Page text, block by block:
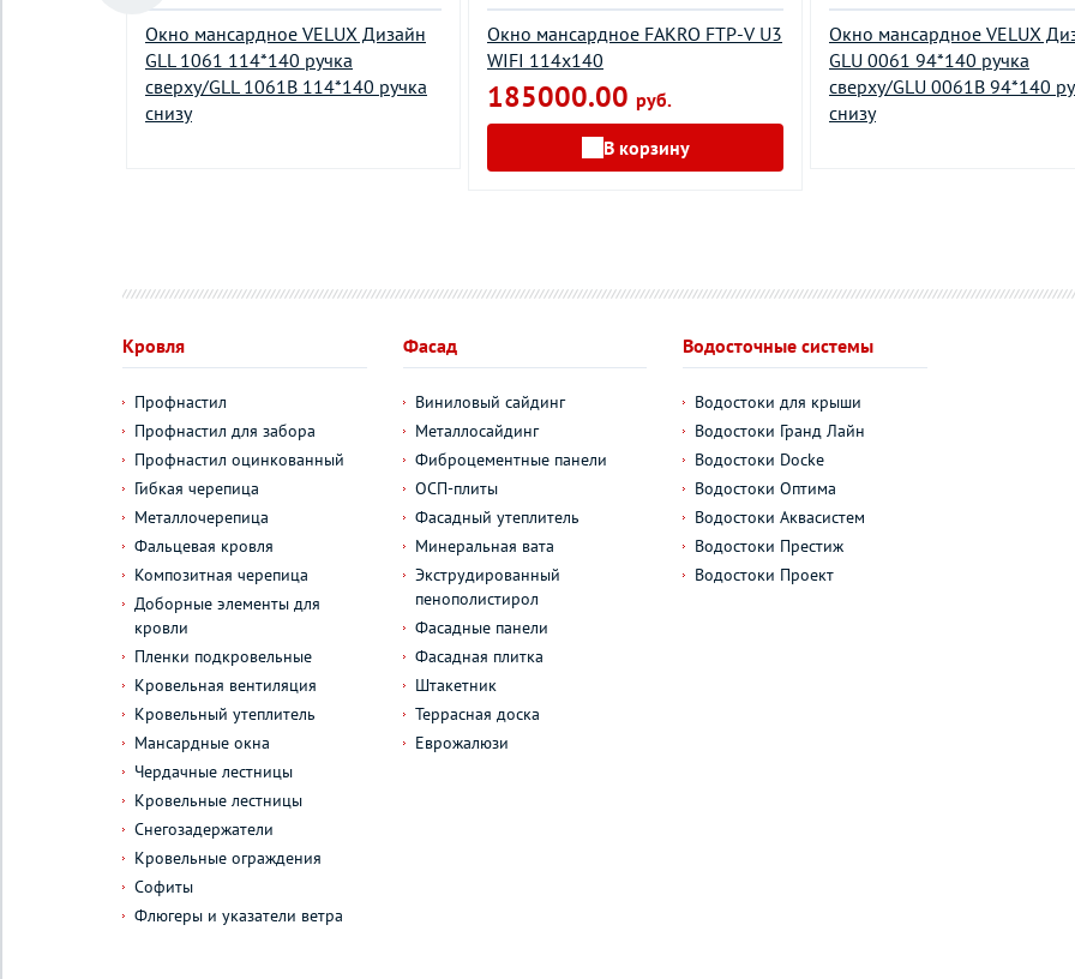
Окно мансардное VELUX Дизайн
GLL 1061 114*140 ручка
сверху/GLL 1061В 114*140 ручка
снизу
Окно мансардное FAKRO FTP-V U3
WIFI 114х140
185000.00 руб.
В корзину
Окно мансардное VELUX
GLU 0061 94*140 ручка
сверху/GLU 0061В 94*140
снизу
Кровля
Профнастил
Профнастил для забора
Профнастил оцинкованный
Гибкая черепица
Металлочерепица
Фальцевая кровля
Композитная черепица
Доборные элементы для
кровли
Пленки подкровельные
Кровельная вентиляция
Кровельный утеплитель
Мансардные окна
Чердачные лестницы
Кровельные лестницы
Снегозадержатели
Кровельные ограждения
Софиты
Флюгеры и указатели ветра
Фасад
Виниловый сайдинг
Металлосайдинг
Фиброцементные панели
ОСП-плиты
Фасадный утеплитель
Минеральная вата
Экструдированный
пенополистирол
Фасадные панели
Фасадная плитка
Штакетник
Террасная доска
Еврожалюзи
Водосточные системы
Водостоки для крыши
Водостоки Гранд Лайн
Водостоки Docke
Водостоки Оптима
Водостоки Аквасистем
Водостоки Престиж
Водостоки Проект